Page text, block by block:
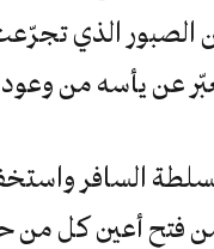
الصبور الذي
عن يأسه من
السافر
فتح أعين كل من